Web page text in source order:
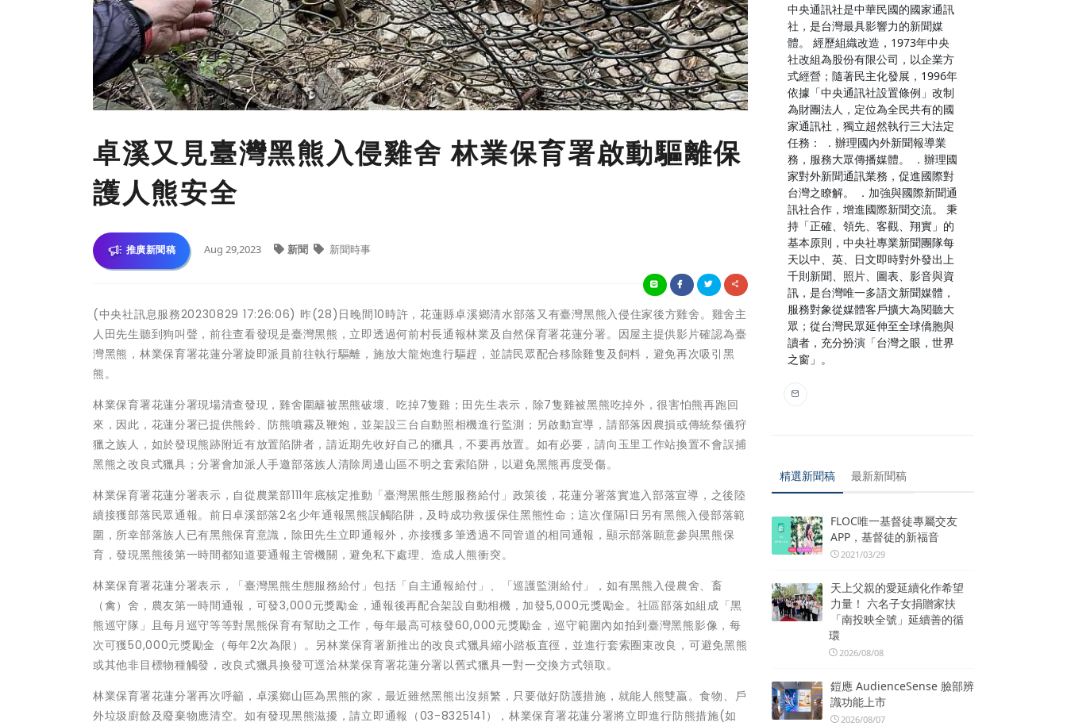
卓溪又見臺灣黑熊入侵雞舍 林業保育署啟動驅離保
護人熊安全
推廣新聞稿 Aug 29,2023 新聞 新聞時事
(中央社訊息服務20230829 17:26:06) 昨(28)日晚間10時許，花蓮縣卓溪鄉清水部落又有臺灣黑熊入侵住家後方雞舍。雞舍主
人田先生聽到狗叫聲，前往查看發現是臺灣黑熊，立即透過何前村長通報林業及自然保育署花蓮分署。因屋主提供影片確認為臺
灣黑熊，林業保育署花蓮分署旋即派員前往執行驅離，施放大龍炮進行驅趕，並請民眾配合移除雞隻及飼料，避免再次吸引黑
熊。
林業保育署花蓮分署現場清查發現，雞舍圍籬被黑熊破壞、吃掉7隻雞；田先生表示，除7隻雞被黑熊吃掉外，很害怕熊再跑回
來，因此，花蓮分署已提供熊鈴、防熊噴霧及鞭炮，並架設三台自動照相機進行監測；另啟動宣導，請部落因農損或傳統祭儀狩
獵之族人，如於發現熊跡附近有放置陷阱者，請近期先收好自己的獵具，不要再放置。如有必要，請向玉里工作站換置不會誤捕
黑熊之改良式獵具；分署會加派人手邀部落族人清除周邊山區不明之套索陷阱，以避免黑熊再度受傷。
林業保育署花蓮分署表示，自從農業部111年底核定推動「臺灣黑熊生態服務給付」政策後，花蓮分署落實進入部落宣導，之後陸
續接獲部落民眾通報。前日卓溪部落2名少年通報黑熊誤觸陷阱，及時成功救援保住黑熊性命；這次僅隔1日另有黑熊入侵部落範
圍，所幸部落族人已有黑熊保育意識，除田先生立即通報外，亦接獲多筆透過不同管道的相同通報，顯示部落願意參與黑熊保
育，發現黑熊後第一時間都知道要通報主管機關，避免私下處理、造成人熊衝突。
林業保育署花蓮分署表示，「臺灣黑熊生態服務給付」包括「自主通報給付」、「巡護監測給付」，如有黑熊入侵農舍、畜
（禽）舍，農友第一時間通報，可發3,000元獎勵金，通報後再配合架設自動相機，加發5,000元獎勵金。社區部落如組成「黑
熊巡守隊」且每月巡守等等對黑熊保育有幫助之工作，每年最高可核發60,000元獎勵金，巡守範圍內如拍到臺灣黑熊影像，每
次可獲50,000元獎勵金（每年2次為限）。另林業保育署新推出的改良式獵具縮小踏板直徑，並進行套索圈束改良，可避免黑熊
或其他非目標物種觸發，改良式獵具換發可逕洽林業保育署花蓮分署以舊式獵具一對一交換方式領取。
林業保育署花蓮分署再次呼籲，卓溪鄉山區為黑熊的家，最近雖然黑熊出沒頻繁，只要做好防護措施，就能人熊雙贏。食物、戶
外垃圾廚餘及廢棄物應清空。如有發現黑熊滋擾，請立即通報（03-8325141），林業保育署花蓮分署將立即進行防熊措施(如
中央通訊社是中華民國的國家通訊
社，是台灣最具影響力的新聞媒
體。 經歷組織改造，1973年中央
社改組為股份有限公司，以企業方
式經營；隨著民主化發展，1996年
依據「中央通訊社設置條例」改制
為財團法人，定位為全民共有的國
家通訊社，獨立超然執行三大法定
任務： ．辦理國內外新聞報導業
務，服務大眾傳播媒體。 ．辦理國
家對外新聞通訊業務，促進國際對
台灣之瞭解。 ．加強與國際新聞通
訊社合作，增進國際新聞交流。 秉
持「正確、領先、客觀、翔實」的
基本原則，中央社專業新聞團隊每
天以中、英、日文即時對外發出上
千則新聞、照片、圖表、影音與資
訊，是台灣唯一多語文新聞媒體，
服務對象從媒體客戶擴大為閱聽大
眾；從台灣民眾延伸至全球僑胞與
讀者，充分扮演「台灣之眼，世界
之窗」。
精選新聞稿 最新新聞稿
FLOC唯一基督徒專屬交友
APP，基督徒的新福音
2021/03/29
天上父親的愛延續化作希望
力量！ 六名子女捐贈家扶
「南投映全號」延續善的循
環
2026/08/08
鎧應 AudienceSense 臉部辨
識功能上市
2026/08/07